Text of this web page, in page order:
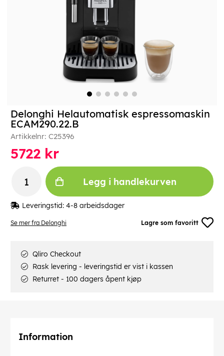
Se mer fra Delonghi Lagre som favoritt
Delonghi Helautomatisk espressomaskin
ECAM290.22.B
Artikkelnr: C25396
5722 kr
Legg i handlekurven
Leveringstid: 4-8 arbeidsdager
Qliro Checkout
Rask levering - leveringstid er vist i kassen
Returret - 100 dagers åpent kjøp
Information